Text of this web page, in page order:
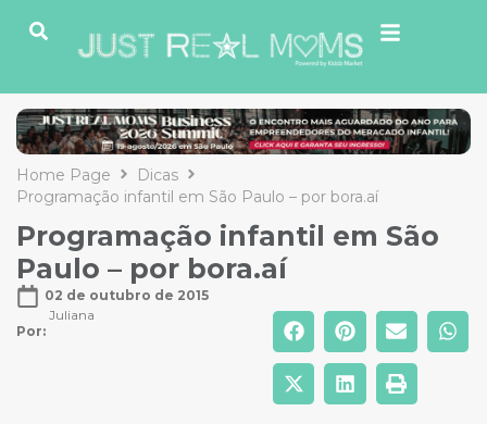
Home Page
Dicas
Programação infantil em São Paulo – por bora.aí
Programação infantil em São
Paulo – por bora.aí
02 de outubro de 2015
Por:
Juliana